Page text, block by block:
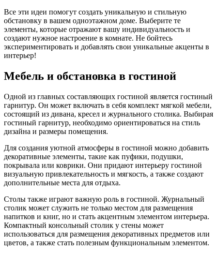
Все эти идеи помогут создать уникальную и стильную
обстановку в вашем одноэтажном доме. Выберите те
элементы, которые отражают вашу индивидуальность и
создают нужное настроение в комнате. Не бойтесь
экспериментировать и добавлять свои уникальные акценты в
интерьер!
Мебель и обстановка в гостиной
Одной из главных составляющих гостиной является гостиный
гарнитур. Он может включать в себя комплект мягкой мебели,
состоящий из дивана, кресел и журнального столика. Выбирая
гостиный гарнитур, необходимо ориентироваться на стиль
дизайна и размеры помещения.
Для создания уютной атмосферы в гостиной можно добавить
декоративные элементы, такие как пуфики, подушки,
покрывала или коврики. Они придают интерьеру гостиной
визуальную привлекательность и мягкость, а также создают
дополнительные места для отдыха.
Столы также играют важную роль в гостиной. Журнальный
столик может служить не только местом для размещения
напитков и книг, но и стать акцентным элементом интерьера.
Компактный консольный столик у стены может
использоваться для размещения декоративных предметов или
цветов, а также стать полезным функциональным элементом.